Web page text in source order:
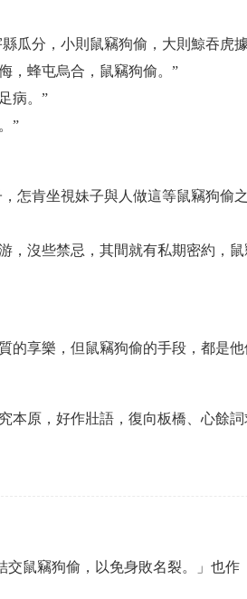
瓜分，小則鼠竊狗偷，大則鯨吞虎
，蜂屯烏合，鼠竊狗偷。”
病。”
”
怎肯坐視妹子與人做這等鼠竊狗偷
，沒些禁忌，其間就有私期密約，
的享樂，但鼠竊狗偷的手段，都是
本原，好作壯語，復向板橋、心餘
鼠竊狗偷，以免身敗名裂。」也作